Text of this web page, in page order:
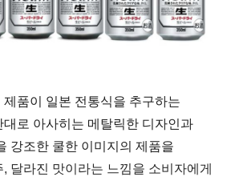
품이 일본 전통식을 추구하는
로 아사히는 메탈릭한 디자인과
강조한 쿨한 이미지의 제품을
달라진 맛이라는 느낌을 소비자에게